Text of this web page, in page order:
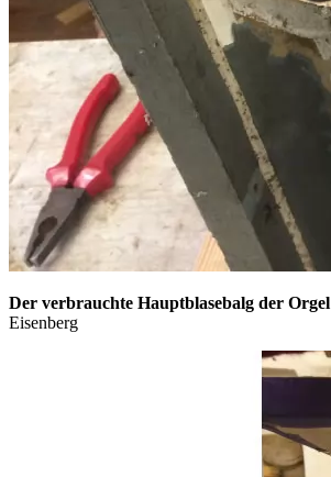
Der verbrauchte Hauptblasebalg der Orgel
Eisenberg